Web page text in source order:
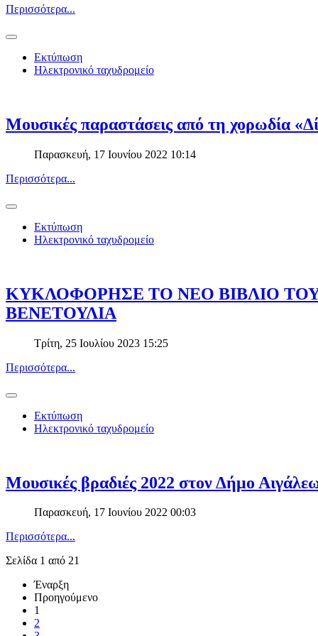
Περισσότερα...
Εκτύπωση
Ηλεκτρονικό ταχυδρομείο
Μουσικές παραστάσεις από τη χορωδία
Παρασκευή, 17 Ιουνίου 2022 10:14
Περισσότερα...
Εκτύπωση
Ηλεκτρονικό ταχυδρομείο
ΚΥΚΛΟΦΟΡΗΣΕ ΤΟ ΝΕΟ ΒΙΒΛΙΟ ΤΟΥ
ΒΕΝΕΤΟΥΛΙΑ
Τρίτη, 25 Ιουλίου 2023 15:25
Περισσότερα...
Εκτύπωση
Ηλεκτρονικό ταχυδρομείο
Μουσικές βραδιές 2022 στον Δήμο
Παρασκευή, 17 Ιουνίου 2022 00:03
Περισσότερα...
Σελίδα 1 από 21
Έναρξη
Προηγούμενο
1
2